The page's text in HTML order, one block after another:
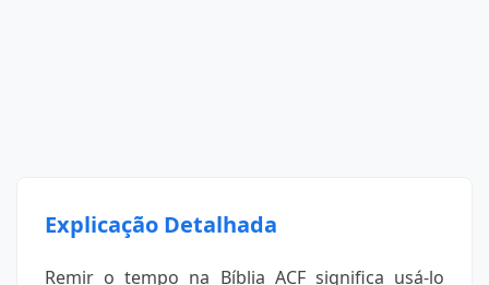
Explicação Detalhada
Remir o tempo na Bíblia ACF significa usá-lo